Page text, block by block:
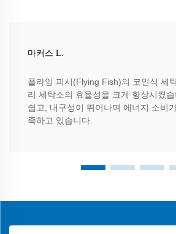
마커스 L.
플라잉 피시(Flying Fish)의 코인식 세
리 세탁소의 효율성을 크게 향상시켰
쉽고, 내구성이 뛰어나며 에너지 소비
족하고 있습니다.